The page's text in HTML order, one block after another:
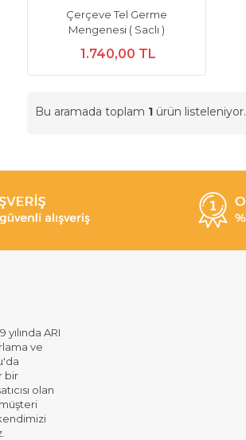
Çerçeve Tel Germe
Mengenesi ( Saclı )
1.740,00 TL
Bu aramada toplam 1 ürün listeleniyor.
yılında ARI
ve
bir
olan